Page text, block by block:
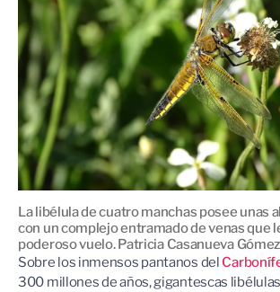
La libélula de cuatro manchas posee unas
con un complejo entramado de venas que
poderoso vuelo.Patricia Casanueva
Sobre los inmensos pantanos del
300 millones de años, gigantescas